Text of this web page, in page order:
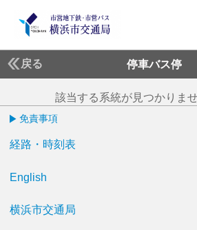
戻る 停車バス停
該当する系統が見つかりま
免責事項
経路・時刻表
English
横浜市交通局